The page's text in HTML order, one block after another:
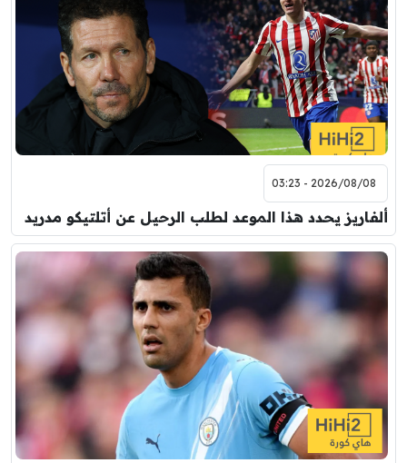
2026/08/08 - 03:23
ألفاريز يحدد هذا الموعد لطلب الرحيل عن أتلتيكو مدريد